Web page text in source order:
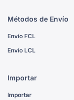
Métodos de Envío
Envío FCL
Envío LCL
Importar
Importar